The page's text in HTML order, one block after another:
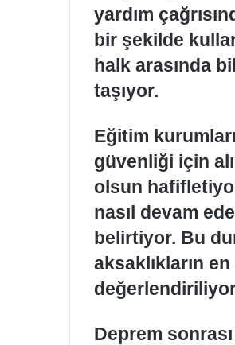
yardım
bir şekilde
halk arasında
taşıyor.
Eğitim
güvenliği için
olsun
nasıl devam
belirtiyor. Bu
aksaklıkların
Deprem